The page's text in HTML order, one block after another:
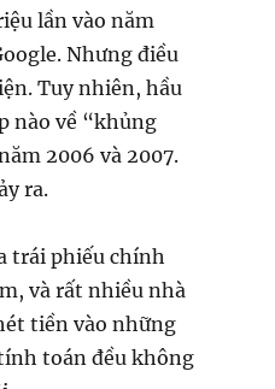
lần vào năm
Nhưng điều
Tuy nhiên, hầu
nào về “khủng
2006 và 2007.
ra.
trái phiếu chính
và rất nhiều nhà
tiền vào những
toán đều không